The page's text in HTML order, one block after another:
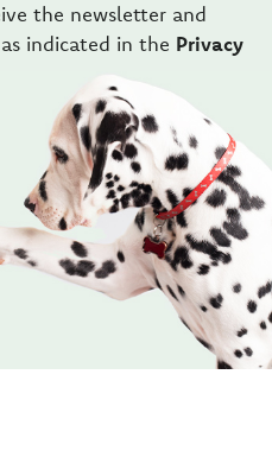
the newsletter and
indicated in the Privacy